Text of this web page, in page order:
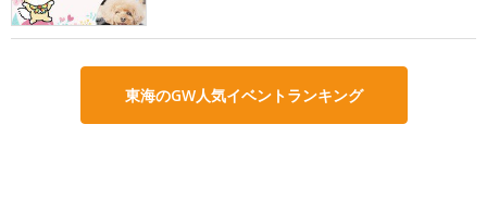
東海のGW人気イベントランキング